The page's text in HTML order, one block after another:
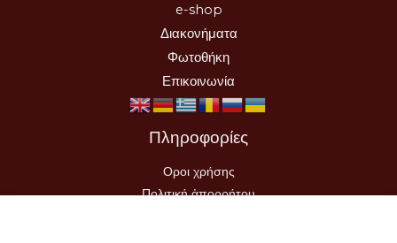
e-shop
Διακονήματα
Φωτοθήκη
Επικοινωνία
Πληροφορίες
Οροι χρήσης
Πολιτική ἀπορρήτου